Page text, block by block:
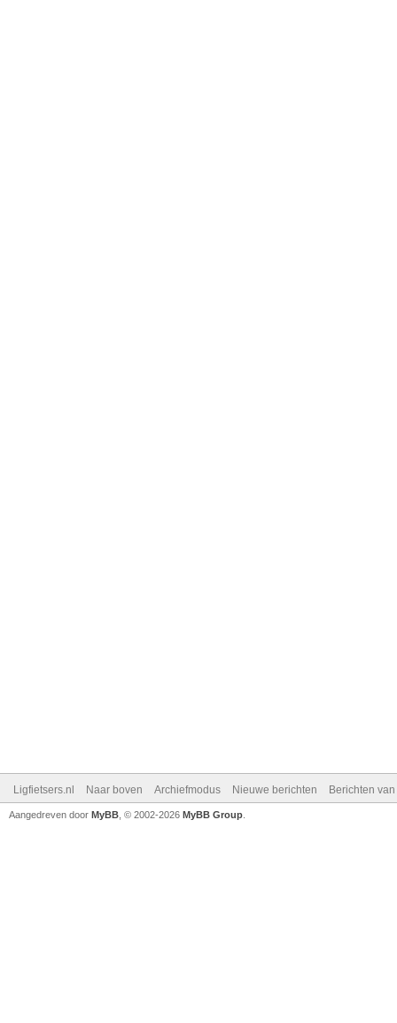
Ligfietsers.nl Naar boven Archiefmodus Nieuwe berichten Berichten
Aangedreven door MyBB , © 2002-2026 MyBB Group